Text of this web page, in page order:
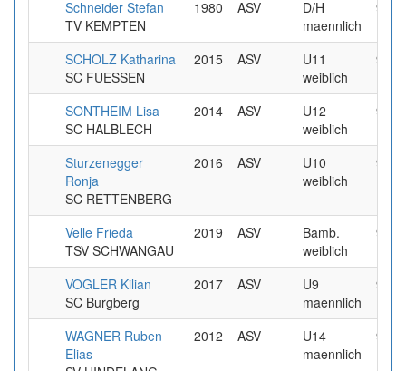
Schneider Stefan
TV KEMPTEN
1980 ASV
D/H
maennlich
SCHOLZ Katharina
SC FUESSEN
2015 ASV
U11
weiblich
SONTHEIM Lisa
SC HALBLECH
2014 ASV
U12
weiblich
Sturzenegger
Ronja
SC RETTENBERG
2016 ASV
U10
weiblich
Velle Frieda
TSV SCHWANGAU
2019 ASV
Bamb.
weiblich
VOGLER Kilian
SC Burgberg
2017 ASV
U9
maennlich
WAGNER Ruben
Elias
2012 ASV
U14
maennlich